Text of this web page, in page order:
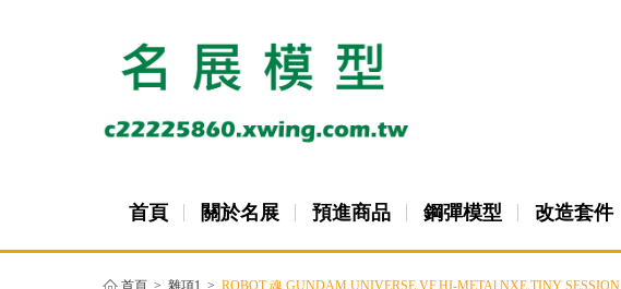
首頁 關於名展 預進商品 鋼彈模型 改造套件